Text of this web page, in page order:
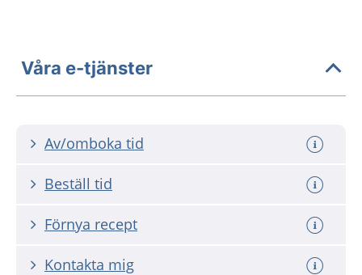
Våra e-tjänster
Av/omboka tid
Beställ tid
Förnya recept
Kontakta mig